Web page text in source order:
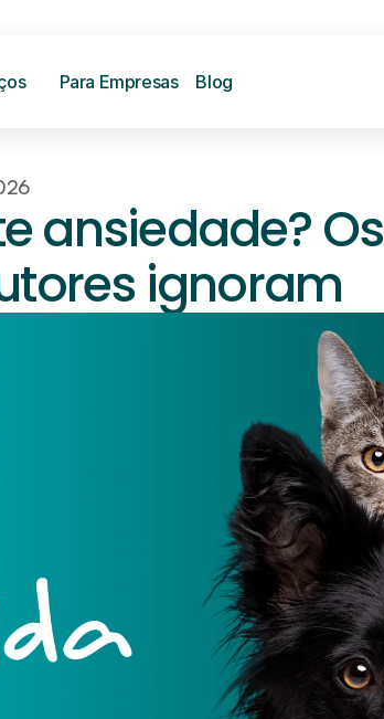
ansiedade? Os
ignoram
Para Empresas Blog